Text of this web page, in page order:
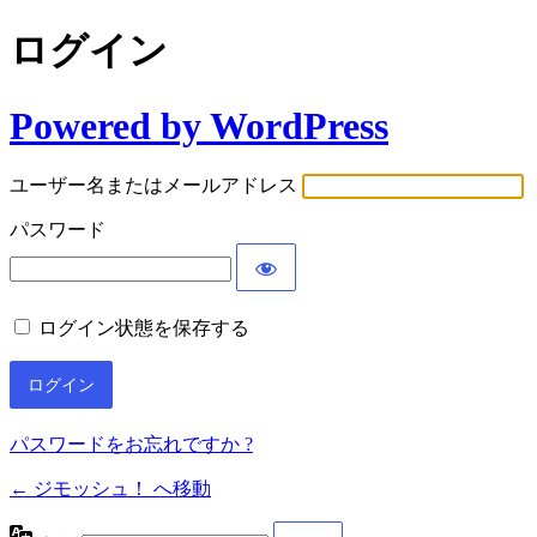
ログイン
Powered by WordPress
ユーザー名またはメールアドレス
パスワード
ログイン状態を保存する
パスワードをお忘れですか ?
← ジモッシュ！ へ移動